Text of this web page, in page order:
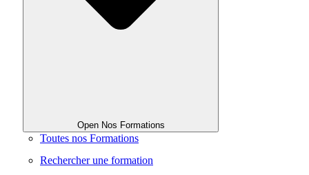
Open Nos Formations
Toutes nos Formations
Rechercher une formation